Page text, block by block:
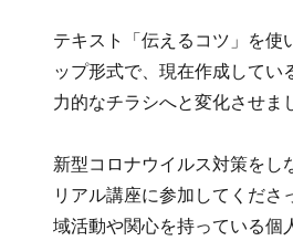
テキスト「伝えるコツ」を使
ップ形式で、現在作成してい
力的なチラシへと変化させま
新型コロナウイルス対策をし
リアル講座に参加してくださ
域活動や関心を持っている個